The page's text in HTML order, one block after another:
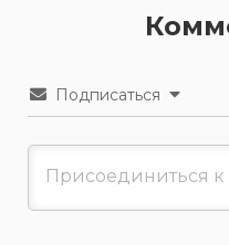
Подписаться